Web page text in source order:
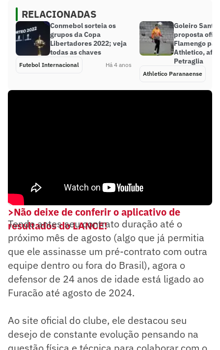
RELACIONADAS
Conmebol sorteia os
grupos da Copa
Libertadores 2022; veja
todas as chaves
Futebol Internacional Há 4 anos
Goleiro
proposta
Flamengo
Athletico,
Petraglia
Athletico Paranaense
>Não deixe de conferir o aplicativo de
resultados do LANCE!
Tendo antes seu contrato duração até o
próximo mês de agosto (algo que já permitia
que ele assinasse um pré-contrato com outra
equipe dentro ou fora do Brasil), agora o
defensor de 24 anos de idade está ligado ao
Furacão até agosto de 2024.
Ao site oficial do clube, ele destacou seu
desejo de constante evolução pensando na